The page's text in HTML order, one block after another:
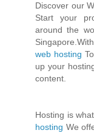
Discover our
Start your
around the
web hosting
up your
content.
Hosting is
hosting We